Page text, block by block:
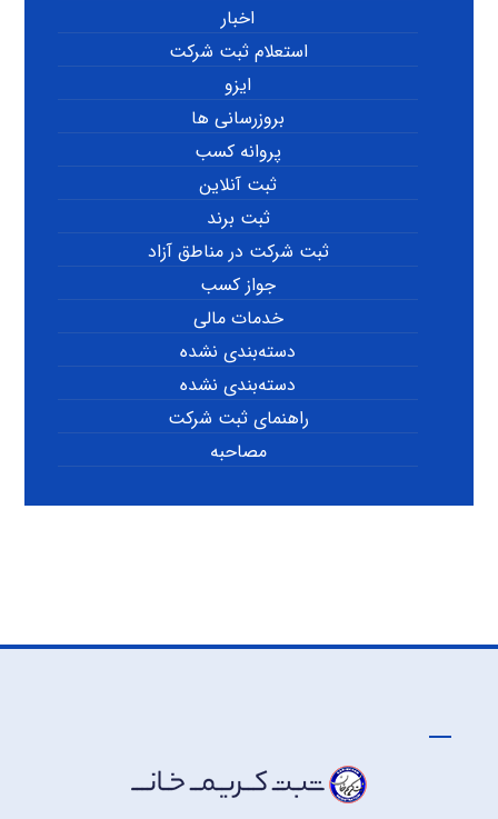
اخبار
استعلام ثبت شرکت
ایزو
بروزرسانی ها
پروانه کسب
ثبت آنلاین
ثبت برند
ثبت شرکت در مناطق آزاد
جواز کسب
خدمات مالی
دسته‌بندی نشده
دسته‌بندی نشده
راهنمای ثبت شرکت
مصاحبه